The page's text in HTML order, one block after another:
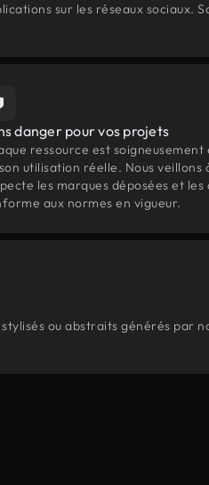
sur les réseaux sociaux.
danger pour vos projets
ressource est
utilisation réelle. Nous
les marques déposées et
aux normes en vigueur.
ou abstraits générés par